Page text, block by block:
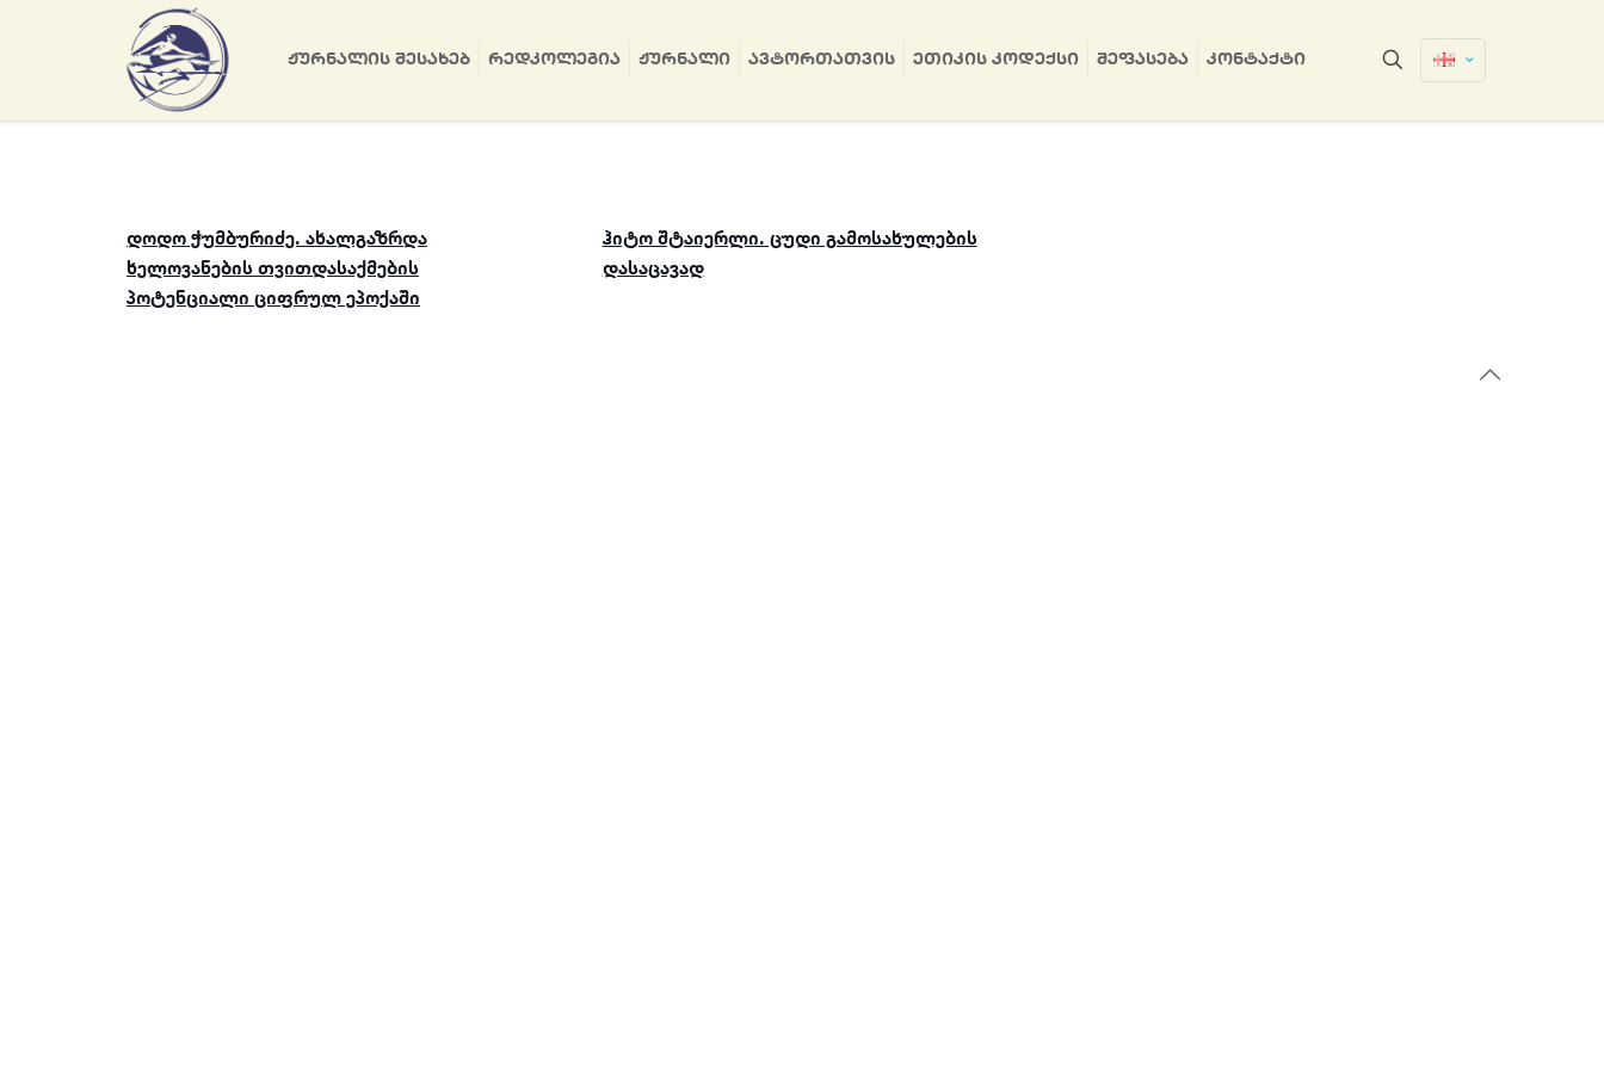
ᲟᲣᲠᲜᲐᲚᲘᲡ ᲨᲔᲡᲐᲮᲔᲑ ᲠᲔᲓᲙᲝᲚᲔᲒᲘᲐ ᲟᲣᲠᲜᲐᲚᲘ ᲐᲕᲢᲝᲠᲗᲐᲗᲕᲘᲡ ᲔᲗᲘᲙᲘᲡ ᲙᲝᲓᲔᲥᲡᲘ ᲨᲔᲤᲐᲡᲔᲑᲐ ᲙᲝᲜᲢᲐᲥᲢᲘ
დოდო ჭუმბურიძე. ახალგაზრდა
ხელოვანების თვითდასაქმების
პოტენციალი ციფრულ ეპოქაში
ჰიტო შტაიერლი. ცუდი გამოსახულების
დასაცავად